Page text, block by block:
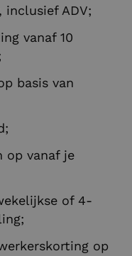
inclusief ADV;
vanaf 10
basis van
op vanaf je
of 4-
op